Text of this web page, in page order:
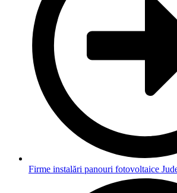
Firme instalări panouri fotovoltaice